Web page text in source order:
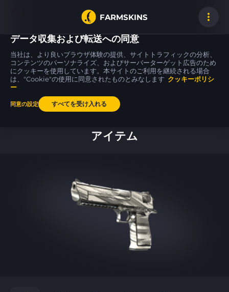
FARMSKINS
35
M4A1-S
Night Terror FT 9
SSG 08
Memorial WW 35
MP5-SD
Necro Jr.
ホーム
アイテム
データ収集および転送への同意
当社は、より良いブラウザ体験の提供、サイトトラフィックの分析、
コンテンツのパーソナライズ、およびサーバーターゲット広告のため
にクッキーを使用しています。本サイトのご利用を継続される場合
は、"Cookie"の使用に同意されたものとみなします クッキーポリシ
ー
同意の設定 すべてを受け入れる